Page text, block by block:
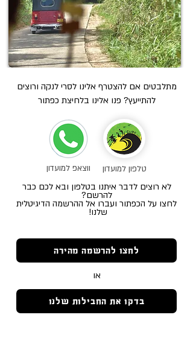
מתלבטים אם להצטרף אלינו לסרי לנקה ורוצים
להתייעץ? פנו אלינו בלחיצת כפתור
ווצאפ למועדון טלפון למועדון
לא רוצים לדבר איתנו בטלפון ובא לכם כבר
להרשם?
לחצו על הכפתור ועברו אל ההרשמה הדיגיטלית
שלנו!
לחצו להרשמה מהירה
או
בדקו את החבילות שלנו